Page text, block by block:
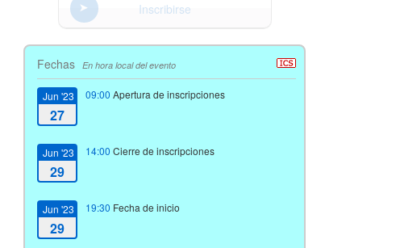
Inscribirse
Fechas En hora local del evento
Jun '23
27
09:00 Apertura de inscripciones
Jun '23
29
14:00 Cierre de inscripciones
Jun '23
29
19:30 Fecha de inicio